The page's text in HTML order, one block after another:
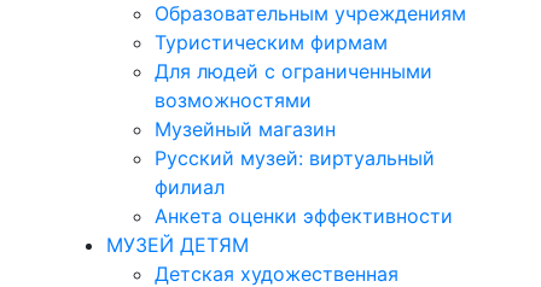
Образовательным учреждениям
Туристическим фирмам
Для людей с ограниченными
возможностями
Музейный магазин
Русский музей: виртуальный
филиал
Анкета оценки эффективности
МУЗЕЙ ДЕТЯМ
Детская художественная